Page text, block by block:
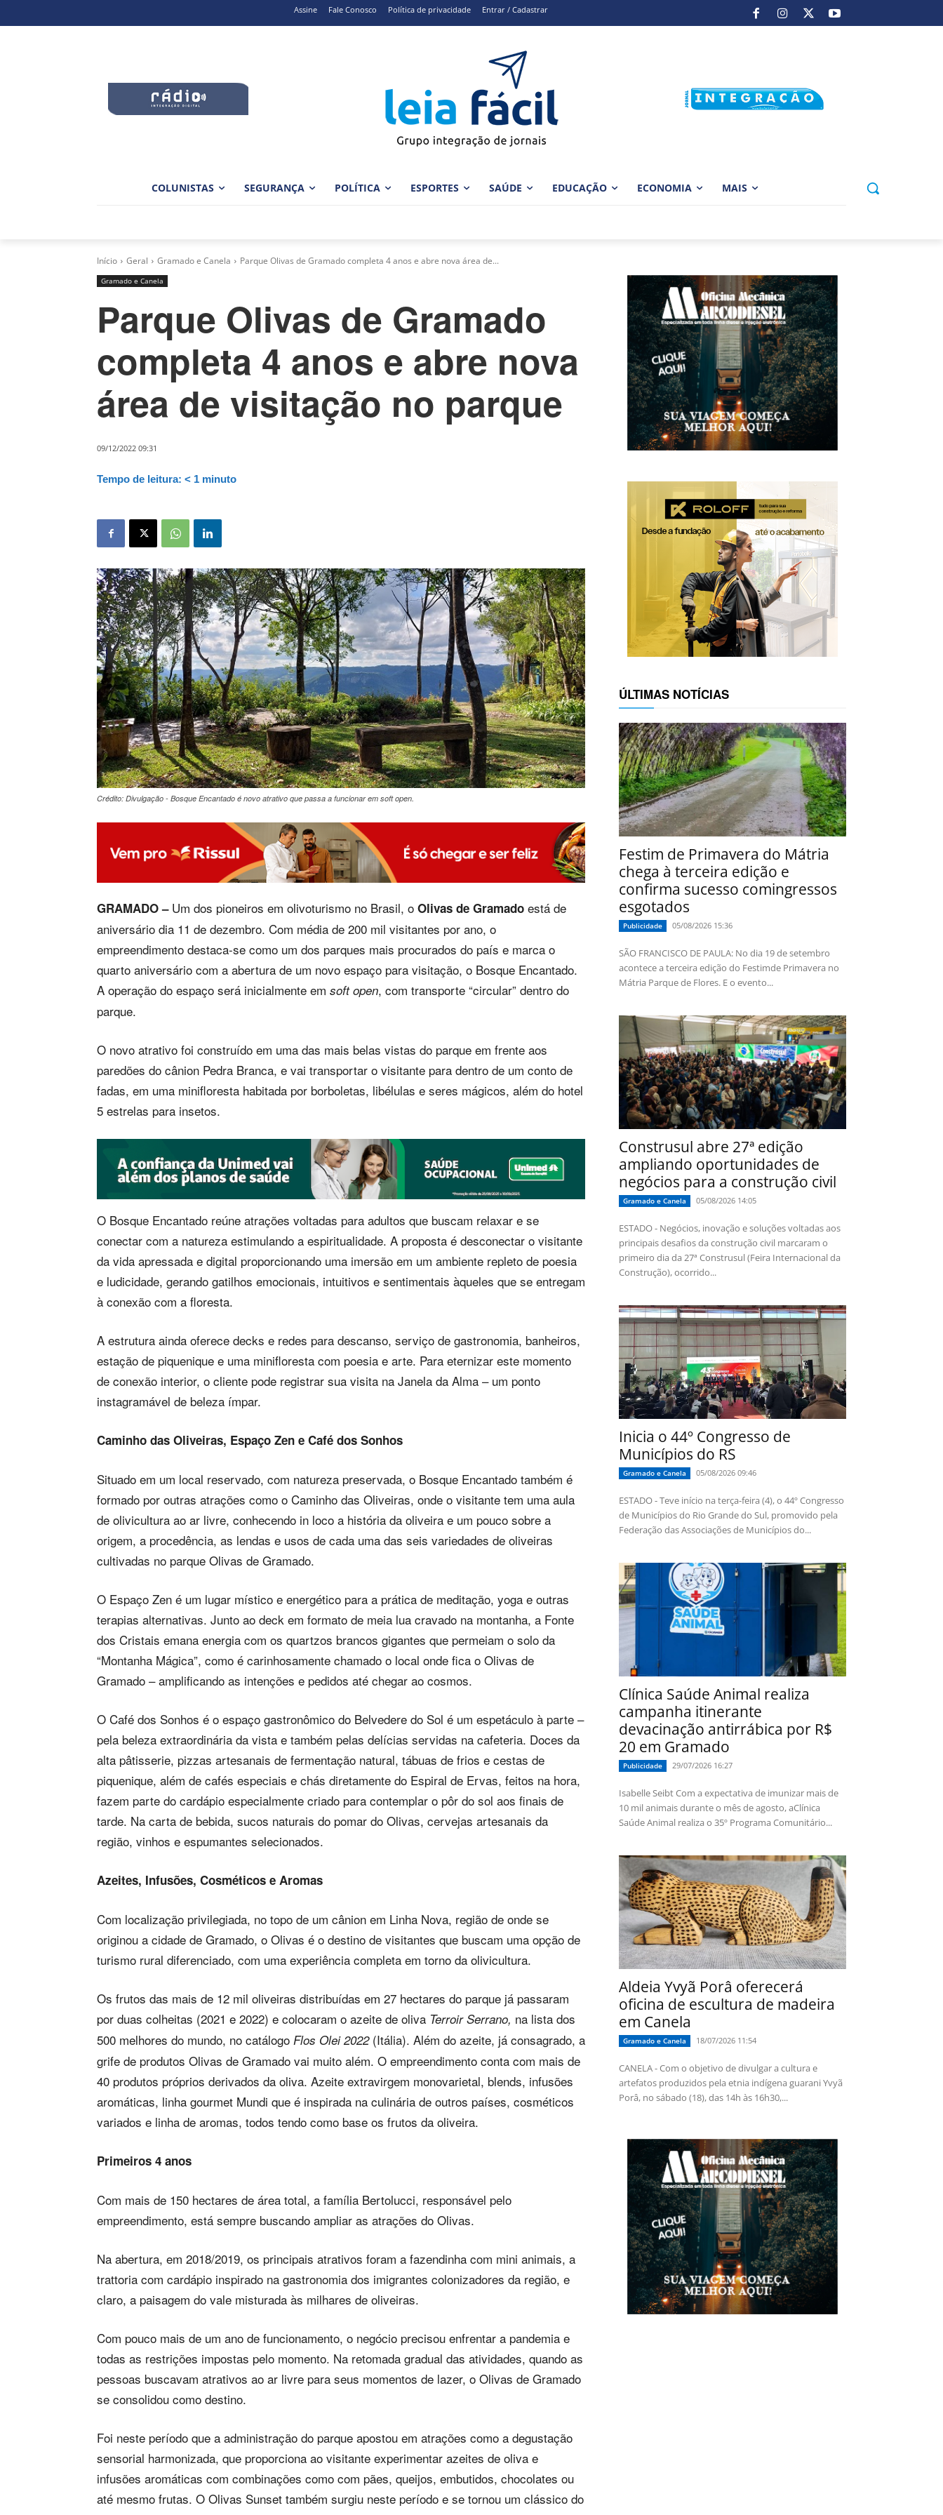
Assine Fale Conosco Política de privacidade Entrar / Cadastrar
COLUNISTAS SEGURANÇA POLÍTICA ESPORTES SAÚDE EDUCAÇÃO ECONOMIA MAIS
Início Geral Gramado e Canela Parque Olivas de Gramado completa 4 anos e abre nova área de...
Gramado e Canela
Parque Olivas de Gramado
completa 4 anos e abre nova
área de visitação no parque
09/12/2022 09:31
Tempo de leitura: < 1 minuto
Crédito: Divulgação - Bosque Encantado é novo atrativo que passa a funcionar em soft open.
GRAMADO –Um dos pioneiros em olivoturismo no Brasil, o Olivas de Gramado está de
aniversário dia 11 de dezembro. Com média de 200 mil visitantes por ano, o
empreendimento destaca-se como um dos parques mais procurados do país e marca o
quarto aniversário com a abertura de um novo espaço para visitação, o Bosque Encantado.
A operação do espaço será inicialmente em soft open, com transporte “circular” dentro do
parque.
O novo atrativo foi construído em uma das mais belas vistas do parque em frente aos
paredões do cânion Pedra Branca, e vai transportar o visitante para dentro de um conto de
fadas, em uma minifloresta habitada por borboletas, libélulas e seres mágicos, além do hotel
5 estrelas para insetos.
O Bosque Encantado reúne atrações voltadas para adultos que buscam relaxar e se
conectar com a natureza estimulando a espiritualidade. A proposta é desconectar o visitante
da vida apressada e digital proporcionando uma imersão em um ambiente repleto de poesia
e ludicidade, gerando gatilhos emocionais, intuitivos e sentimentais àqueles que se entregam
à conexão com a floresta.
A estrutura ainda oferece decks e redes para descanso, serviço de gastronomia, banheiros,
estação de piquenique e uma minifloresta com poesia e arte. Para eternizar este momento
de conexão interior, o cliente pode registrar sua visita na Janela da Alma – um ponto
instagramável de beleza ímpar.
Caminho das Oliveiras, Espaço Zen e Café dos Sonhos
Situado em um local reservado, com natureza preservada, o Bosque Encantado também é
formado por outras atrações como o Caminho das Oliveiras, onde o visitante tem uma aula
de olivicultura ao ar livre, conhecendo in loco a história da oliveira e um pouco sobre a
origem, a procedência, as lendas e usos de cada uma das seis variedades de oliveiras
cultivadas no parque Olivas de Gramado.
O Espaço Zen é um lugar místico e energético para a prática de meditação, yoga e outras
terapias alternativas. Junto ao deck em formato de meia lua cravado na montanha, a Fonte
dos Cristais emana energia com os quartzos brancos gigantes que permeiam o solo da
“Montanha Mágica”, como é carinhosamente chamado o local onde fica o Olivas de
Gramado – amplificando as intenções e pedidos até chegar ao cosmos.
O Café dos Sonhos é o espaço gastronômico do Belvedere do Sol é um espetáculo à parte –
pela beleza extraordinária da vista e também pelas delícias servidas na cafeteria. Doces da
alta pâtisserie, pizzas artesanais de fermentação natural, tábuas de frios e cestas de
piquenique, além de cafés especiais e chás diretamente do Espiral de Ervas, feitos na hora,
fazem parte do cardápio especialmente criado para contemplar o pôr do sol aos finais de
tarde. Na carta de bebida, sucos naturais do pomar do Olivas, cervejas artesanais da
região, vinhos e espumantes selecionados.
Azeites, Infusões, Cosméticos e Aromas
Com localização privilegiada, no topo de um cânion em Linha Nova, região de onde se
originou a cidade de Gramado, o Olivas é o destino de visitantes que buscam uma opção de
turismo rural diferenciado, com uma experiência completa em torno da olivicultura.
Os frutos das mais de 12 mil oliveiras distribuídas em 27 hectares do parque já passaram
por duas colheitas (2021 e 2022) e colocaram o azeite de oliva Terroir Serrano, na lista dos
500 melhores do mundo, no catálogo Flos Olei 2022(Itália). Além do azeite, já consagrado, a
grife de produtos Olivas de Gramado vai muito além. O empreendimento conta com mais de
40 produtos próprios derivados da oliva. Azeite extravirgem monovarietal, blends, infusões
aromáticas, linha gourmet Mundi que é inspirada na culinária de outros países, cosméticos
variados e linha de aromas, todos tendo como base os frutos da oliveira.
Primeiros 4 anos
Com mais de 150 hectares de área total, a família Bertolucci, responsável pelo
empreendimento, está sempre buscando ampliar as atrações do Olivas.
Na abertura, em 2018/2019, os principais atrativos foram a fazendinha com mini animais, a
trattoria com cardápio inspirado na gastronomia dos imigrantes colonizadores da região, e
claro, a paisagem do vale misturada às milhares de oliveiras.
Com pouco mais de um ano de funcionamento, o negócio precisou enfrentar a pandemia e
todas as restrições impostas pelo momento. Na retomada gradual das atividades, quando as
pessoas buscavam atrativos ao ar livre para seus momentos de lazer, o Olivas de Gramado
se consolidou como destino.
Foi neste período que a administração do parque apostou em atrações como a degustação
sensorial harmonizada, que proporciona ao visitante experimentar azeites de oliva e
infusões aromáticas com combinações como com pães, queijos, embutidos, chocolates ou
até mesmo frutas. O Olivas Sunset também surgiu neste período e se tornou um clássico do
ÚLTIMAS NOTÍCIAS
Festim de Primavera do Mátria
chega à terceira edição e
confirma sucesso comingressos
esgotados
Publicidade 05/08/2026 15:36
SÃO FRANCISCO DE PAULA: No dia 19 de setembro
acontece a terceira edição do Festimde Primavera no
Mátria Parque de Flores. E o evento...
Construsul abre 27ª edição
ampliando oportunidades de
negócios para a construção civil
Gramado e Canela 05/08/2026 14:05
ESTADO - Negócios, inovação e soluções voltadas aos
principais desafios da construção civil marcaram o
primeiro dia da 27ª Construsul (Feira Internacional da
Construção), ocorrido...
Inicia o 44º Congresso de
Municípios do RS
Gramado e Canela 05/08/2026 09:46
ESTADO - Teve início na terça-feira (4), o 44º Congresso
de Municípios do Rio Grande do Sul, promovido pela
Federação das Associações de Municípios do...
Clínica Saúde Animal realiza
campanha itinerante
devacinação antirrábica por R$
20 em Gramado
Publicidade 29/07/2026 16:27
Isabelle Seibt Com a expectativa de imunizar mais de
10 mil animais durante o mês de agosto, aClínica
Saúde Animal realiza o 35º Programa Comunitário...
Aldeia Yvyã Porâ oferecerá
oficina de escultura de madeira
em Canela
Gramado e Canela 18/07/2026 11:54
CANELA - Com o objetivo de divulgar a cultura e
artefatos produzidos pela etnia indígena guarani Yvyã
Porâ, no sábado (18), das 14h às 16h30,...